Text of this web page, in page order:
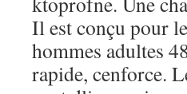
Il est conçu pour
hommes adultes
rapide, cenforce.